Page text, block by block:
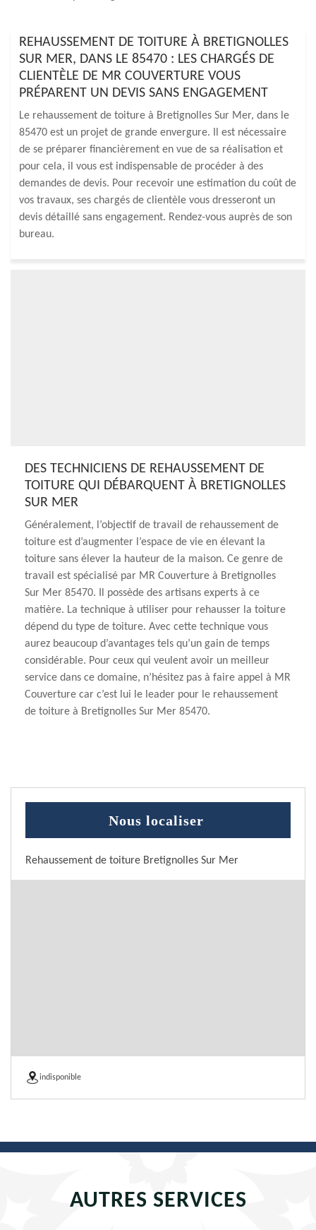
REHAUSSEMENT DE TOITURE À BRETIGNOLLES
SUR MER, DANS LE 85470 : LES CHARGÉS DE
CLIENTÈLE DE MR COUVERTURE VOUS
PRÉPARENT UN DEVIS SANS ENGAGEMENT
Le rehaussement de toiture à Bretignolles Sur Mer, dans le
85470 est un projet de grande envergure. Il est nécessaire
de se préparer financièrement en vue de sa réalisation et
pour cela, il vous est indispensable de procéder à des
demandes de devis. Pour recevoir une estimation du coût de
vos travaux, ses chargés de clientèle vous dresseront un
devis détaillé sans engagement. Rendez-vous auprès de son
bureau.
DES TECHNICIENS DE REHAUSSEMENT DE
TOITURE QUI DÉBARQUENT À BRETIGNOLLES
SUR MER
Généralement, l’objectif de travail de rehaussement de
toiture est d’augmenter l’espace de vie en élevant la
toiture sans élever la hauteur de la maison. Ce genre de
travail est spécialisé par MR Couverture à Bretignolles
Sur Mer 85470. Il possède des artisans experts à ce
matière. La technique à utiliser pour rehausser la toiture
dépend du type de toiture. Avec cette technique vous
aurez beaucoup d’avantages tels qu’un gain de temps
considérable. Pour ceux qui veulent avoir un meilleur
service dans ce domaine, n’hésitez pas à faire appel à MR
Couverture car c’est lui le leader pour le rehaussement
de toiture à Bretignolles Sur Mer 85470.
Nous localiser
Rehaussement de toiture Bretignolles Sur Mer
indisponible
AUTRES SERVICES